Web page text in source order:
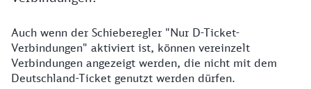
Auch wenn der Schieberegler "Nur D-Ticket-
Verbindungen" aktiviert ist, können vereinzelt
Verbindungen angezeigt werden, die nicht mit dem
Deutschland-Ticket genutzt werden dürfen.